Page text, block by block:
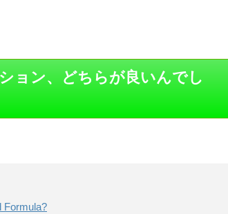
ョン、どちらが良いんでし
Formula?